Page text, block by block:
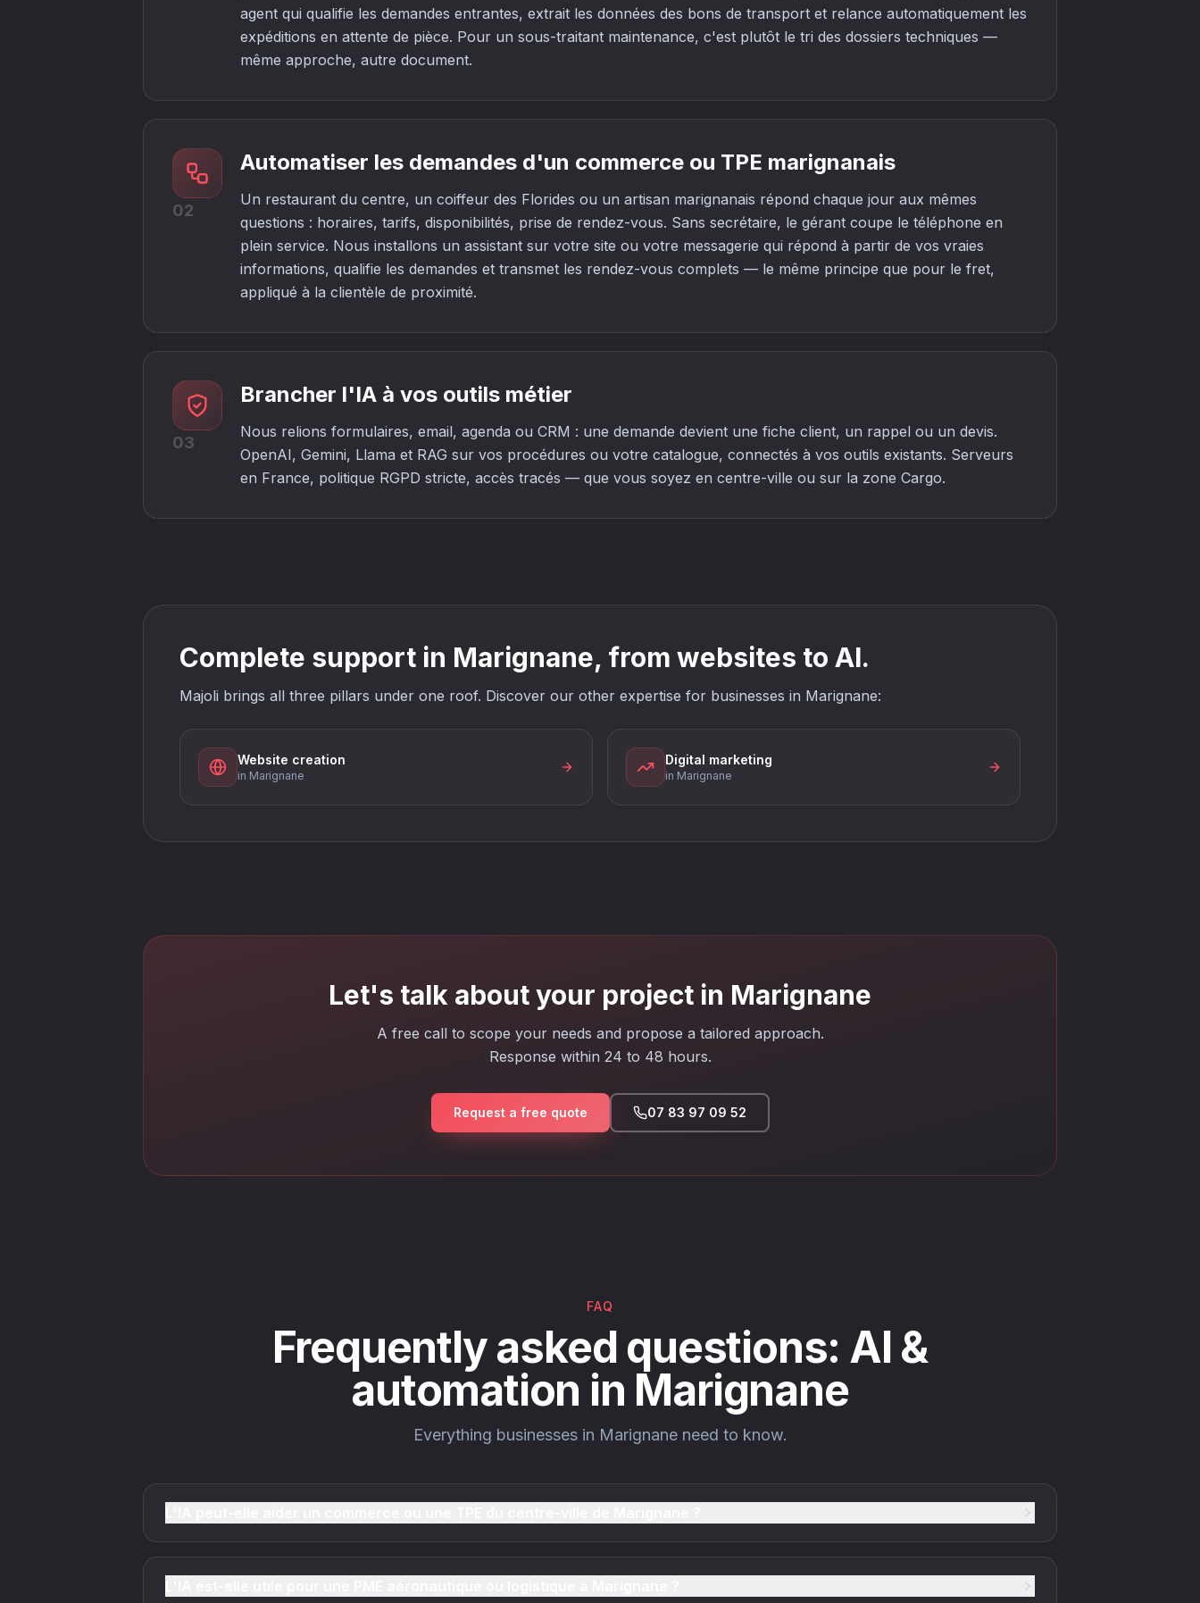
agent qui qualifie les demandes entrantes, extrait les données des bons de transport et relance automatiquement les
expéditions en attente de pièce. Pour un sous-traitant maintenance, c'est plutôt le tri des dossiers techniques —
même approche, autre document.
02
Automatiser les demandes d'un commerce ou TPE marignanais
Un restaurant du centre, un coiffeur des Florides ou un artisan marignanais répond chaque jour aux mêmes
questions : horaires, tarifs, disponibilités, prise de rendez-vous. Sans secrétaire, le gérant coupe le téléphone en
plein service. Nous installons un assistant sur votre site ou votre messagerie qui répond à partir de vos vraies
informations, qualifie les demandes et transmet les rendez-vous complets — le même principe que pour le fret,
appliqué à la clientèle de proximité.
03
Brancher l'IA à vos outils métier
Nous relions formulaires, email, agenda ou CRM : une demande devient une fiche client, un rappel ou un devis.
OpenAI, Gemini, Llama et RAG sur vos procédures ou votre catalogue, connectés à vos outils existants. Serveurs
en France, politique RGPD stricte, accès tracés — que vous soyez en centre-ville ou sur la zone Cargo.
Complete support in Marignane, from websites to AI.
Majoli brings all three pillars under one roof. Discover our other expertise for businesses in Marignane:
Website creation
in Marignane
Digital marketing
in Marignane
Let's talk about your project in Marignane
A free call to scope your needs and propose a tailored approach.
Response within 24 to 48 hours.
Request a free quote 07 83 97 09 52
FAQ
Frequently asked questions: AI &
automation in Marignane
Everything businesses in Marignane need to know.